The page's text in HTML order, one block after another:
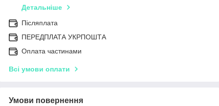
Детальніше
Післяплата
ПЕРЕДПЛАТА УКРПОШТА
Оплата частинами
Всі умови оплати
Умови повернення